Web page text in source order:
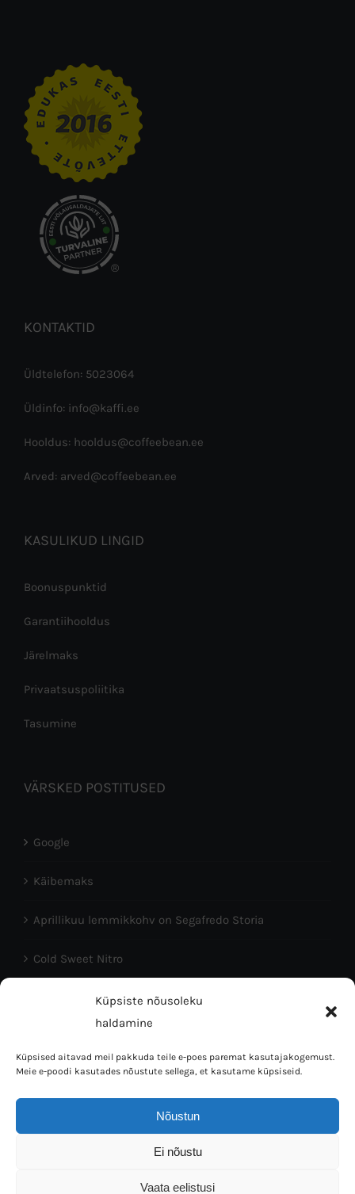
Küpsiste nõusoleku
haldamine
Küpsised aitavad meil pakkuda teile e-poes paremat kasutajakogemust.
Meie e-poodi kasutades nõustute sellega, et kasutame küpsiseid.
Nõustun
Ei nõustu
Vaata eelistusi
®
KONTAKTID
Üldtelefon: 5023064
Üldinfo: info@kaffi.ee
Hooldus: hooldus@coffeebean.ee
Arved: arved@coffeebean.ee
KASULIKUD LINGID
Boonuspunktid
Garantiihooldus
Järelmaks
Privaatsuspoliitika
Tasumine
VÄRSKED POSTITUSED
Google
Käibemaks
Aprillikuu lemmikkohv on Segafredo Storia
Cold Sweet Nitro
Head Eesti Vabariigi aastapäeva!